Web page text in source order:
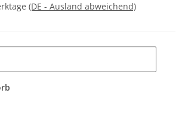
(DE - Ausland abweichend)